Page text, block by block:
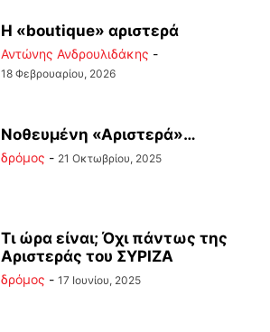
Η «boutique» αριστερά
Αντώνης Ανδρουλιδάκης -
18 Φεβρουαρίου, 2026
Νοθευμένη «Αριστερά»…
δρόμος - 21 Οκτωβρίου, 2025
Τι ώρα είναι; Όχι πάντως της
Αριστεράς του ΣΥΡΙΖΑ
δρόμος - 17 Ιουνίου, 2025